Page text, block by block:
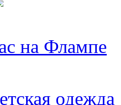
на Флампе
одежда